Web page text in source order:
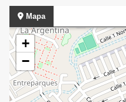
Mapa
+
−